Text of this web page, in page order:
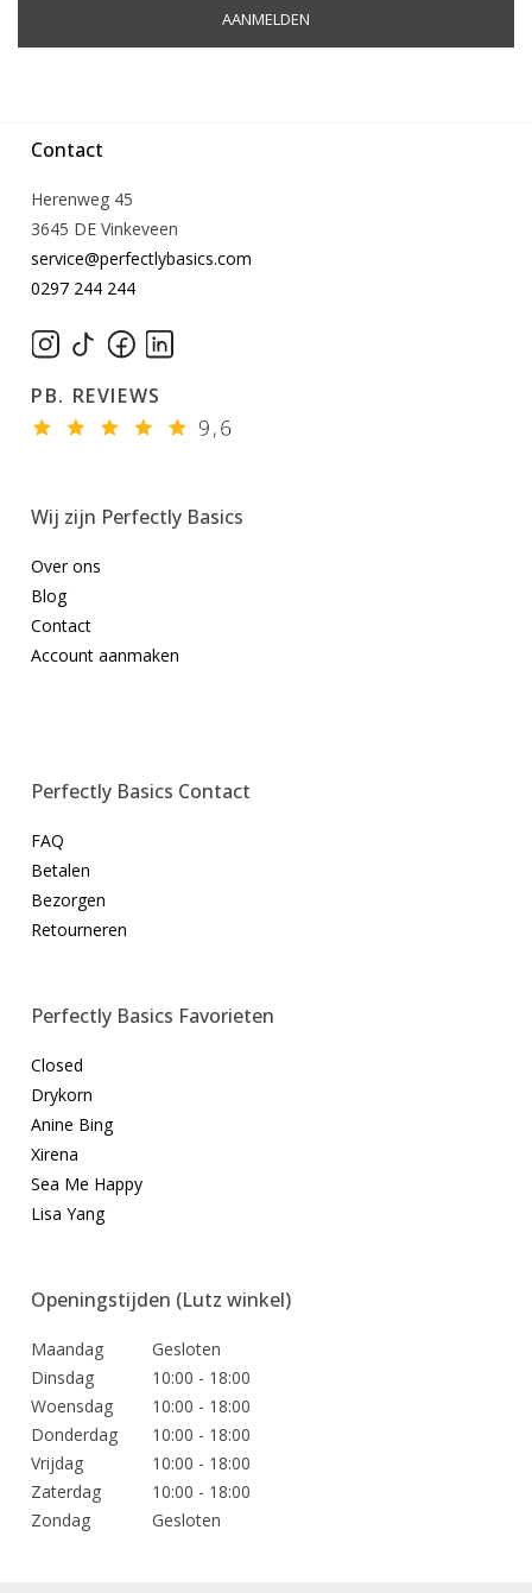
AANMELDEN
Contact
Herenweg 45
3645 DE Vinkeveen
service@perfectlybasics.com
0297 244 244
PB. REVIEWS
Wij zijn Perfectly Basics
Over ons
Blog
Contact
Account aanmaken
Perfectly Basics Contact
FAQ
Betalen
Bezorgen
Retourneren
Perfectly Basics Favorieten
Closed
Drykorn
Anine Bing
Xirena
Sea Me Happy
Lisa Yang
Openingstijden (Lutz winkel)
Maandag
Gesloten
Dinsdag
10:00 - 18:00
Woensdag
10:00 - 18:00
Donderdag
10:00 - 18:00
Vrijdag
10:00 - 18:00
Zaterdag
10:00 - 18:00
Zondag
Gesloten